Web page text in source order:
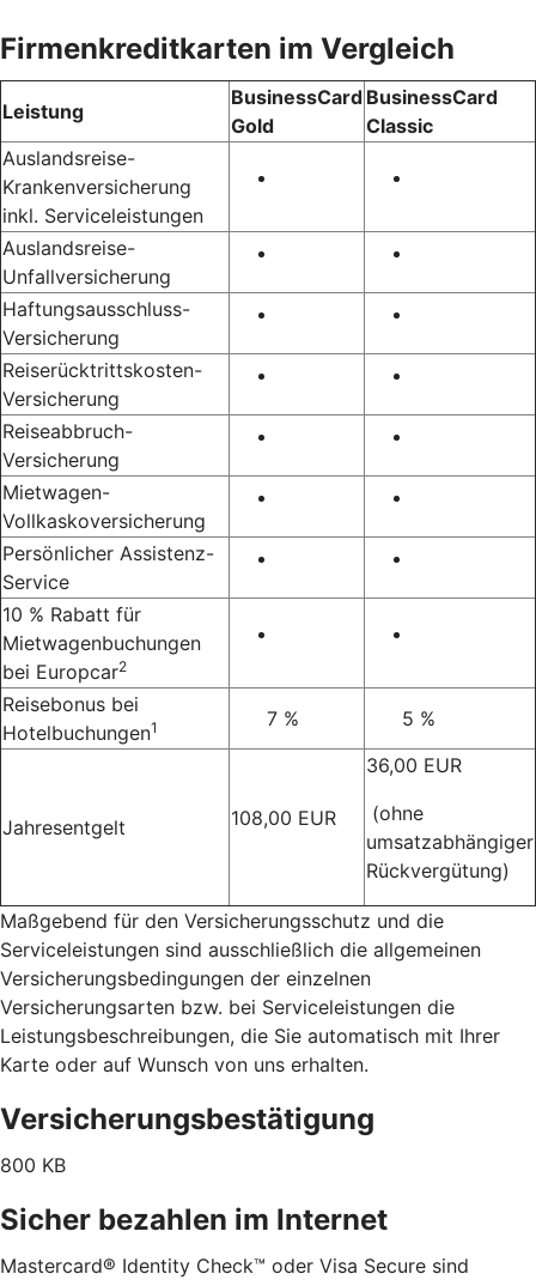
Firmenkreditkarten im Vergleich
Leistung
BusinessCard
Gold
BusinessCard
Classic
Auslandsreise-
Krankenversicherung
inkl. Serviceleistungen
Auslandsreise-
Unfallversicherung
Haftungsausschluss-
Versicherung
Reiserücktrittskosten-
Versicherung
Reiseabbruch-
Versicherung
Mietwagen-
Vollkaskoversicherung
Persönlicher Assistenz-
Service
10 % Rabatt für
Mietwagenbuchungen
bei Europcar2
Reisebonus bei
Hotelbuchungen1 7 % 5 %
Jahresentgelt 108,00 EUR
36,00 EUR
(ohne
umsatzabhängiger
Rückvergütung)
Maßgebend für den Versicherungsschutz und die
Serviceleistungen sind ausschließlich die allgemeinen
Versicherungsbedingungen der einzelnen
Versicherungsarten bzw. bei Serviceleistungen die
Leistungsbeschreibungen, die Sie automatisch mit Ihrer
Karte oder auf Wunsch von uns erhalten.
Versicherungsbestätigung
800 KB
Sicher bezahlen im Internet
Mastercard® Identity Check™ oder Visa Secure sind